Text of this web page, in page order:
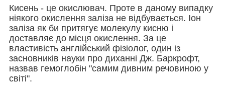
Кисень - це окислювач. Проте в даному випадку
ніякого окислення заліза не відбувається. Іон
заліза як би притягує молекулу кисню і
доставляє до місця окислення. За це
властивість англійський фізіолог, один із
засновників науки про диханні Дж. Баркрофт,
назвав гемоглобін "самим дивним речовиною у
світі".